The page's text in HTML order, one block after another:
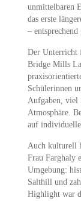
unmittelbaren
das erste
–
Der Unterricht
Bridge Mills
Schülerinnen
Aufgaben, viel
Atmosphäre.
auf
Auch kulturell
Frau Farghaly
Umgebung:
Salthill und
Highlight war